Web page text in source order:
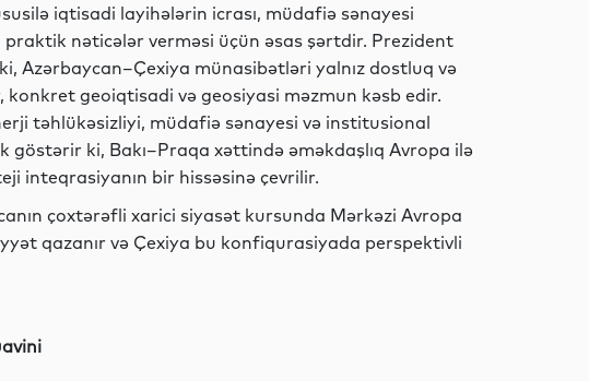
iqtisadi layihələrin icrası, müdafiə sənayesi
praktik nəticələr verməsi üçün əsas şərtdir. Prezident
Azərbaycan–Çexiya münasibətləri yalnız dostluq və
konkret geoiqtisadi və geosiyasi məzmun kəsb edir.
təhlükəsizliyi, müdafiə sənayesi və institusional
ki, Bakı–Praqa xəttində əməkdaşlıq Avropa ilə
inteqrasiyanın bir hissəsinə çevrilir.
çoxtərəfli xarici siyasət kursunda Mərkəzi Avropa
qazanır və Çexiya bu konfiqurasiyada perspektivli